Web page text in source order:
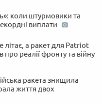
коли штурмовики та
виплати
літає, а ракет для Patriot
реалії фронту та війну
ракета знищила
життя двох